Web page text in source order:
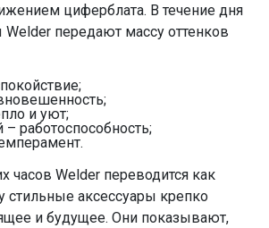
циферблата. В течение дня
Welder передают массу оттенков
и уют;
работоспособность;
часов Welder переводится как
стильные аксессуары крепко
и будущее. Они показывают,